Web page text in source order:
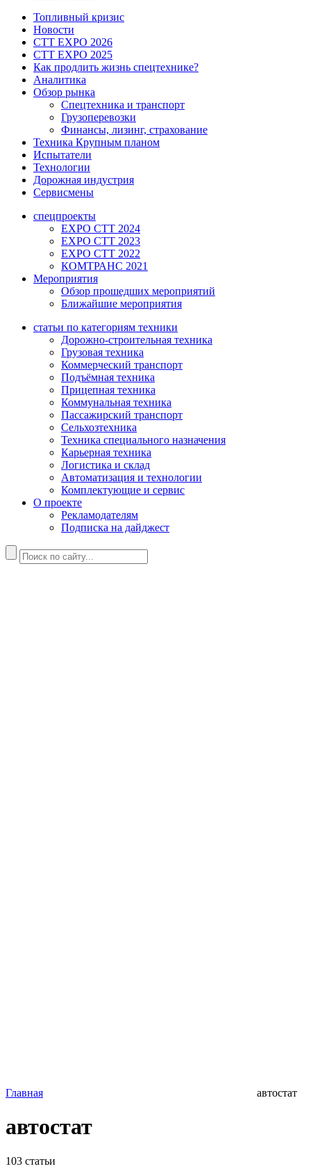
Топливный кризис
Новости
CTT EXPO 2026
CTT EXPO 2025
Как продлить жизнь спецтехнике?
Аналитика
Обзор рынка
Спецтехника и транспорт
Грузоперевозки
Финансы, лизинг, страхование
Техника Крупным планом
Испытатели
Технологии
Дорожная индустрия
Сервисмены
спецпроекты
EXPO CTT 2024
EXPO CTT 2023
EXPO CTT 2022
КОМТРАНС 2021
Мероприятия
Обзор прошедших мероприятий
Ближайшие мероприятия
статьи по категориям техники
Дорожно-строительная техника
Грузовая техника
Коммерческий транспорт
Подъёмная техника
Прицепная техника
Коммунальная техника
Пассажирский транспорт
Сельхозтехника
Техника специального назначения
Карьерная техника
Логистика и склад
Автоматизация и технологии
Комплектующие и сервис
О проекте
Рекламодателям
Подписка на дайджест
Главная автостат
автостат
103 статьи